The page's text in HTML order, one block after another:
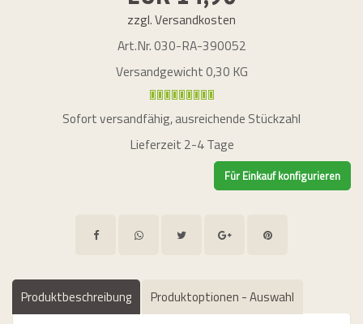
zzgl. Versandkosten
Art.Nr.030-RA-390052
Versandgewicht 0,30 KG
Sofort versandfähig, ausreichende Stückzahl
Lieferzeit 2-4 Tage
Produktbeschreibung Produktoptionen - Auswahl